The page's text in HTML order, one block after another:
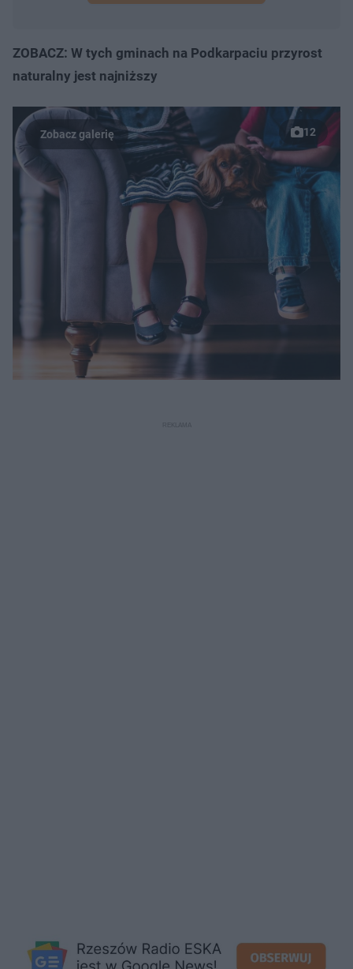
ZOBACZ: W tych gminach na Podkarpaciu przyrost
naturalny jest najniższy
12